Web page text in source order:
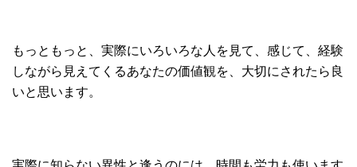
もっともっと、実際にいろいろな人を見て、感じて、経験
しながら見えてくるあなたの価値観を、大切にされたら良
いと思います。